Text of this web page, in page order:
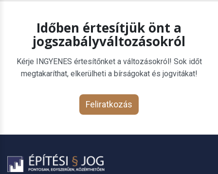
Időben értesítjük önt a
jogszabályváltozásokról
Kérje INGYENES értesítőnket a változásokról! Sok időt
megtakaríthat, elkerülheti a bírságokat és jogvitákat!
Feliratkozás